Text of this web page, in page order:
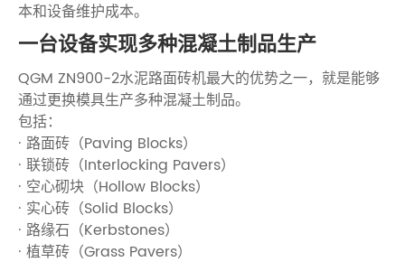
本和设备维护成本。
一台设备实现多种混凝土制品生产
QGM ZN900-2水泥路面砖机最大的优势之一，就是能够
通过更换模具生产多种混凝土制品。
包括：
· 路面砖（Paving Blocks）
· 联锁砖（Interlocking Pavers）
· 空心砌块（Hollow Blocks）
· 实心砖（Solid Blocks）
· 路缘石（Kerbstones）
· 植草砖（Grass Pavers）